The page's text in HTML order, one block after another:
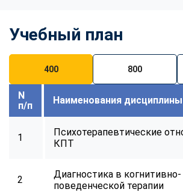
Учебный план
400 800
N
п/п
Наименования дисциплины
1
Психотерапевтические
КПТ
2
Диагностика в когнитивно-
поведенческой терапии